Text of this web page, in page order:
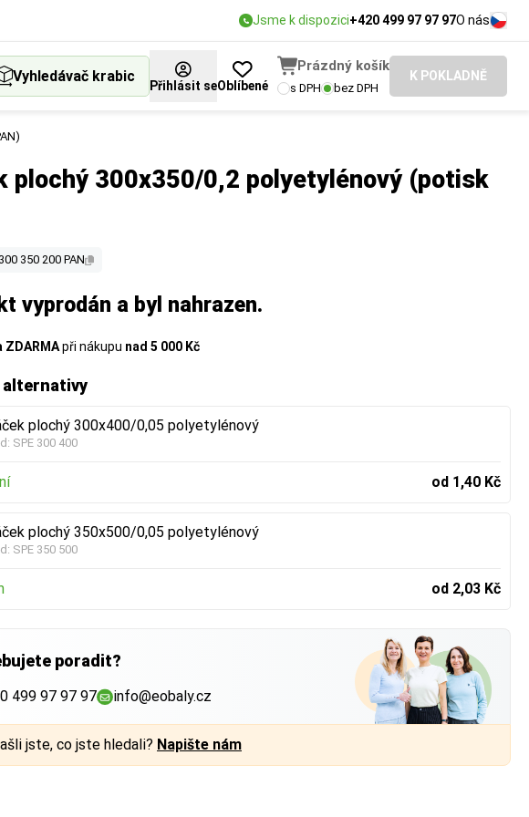
Jsme k dispozici+420 499 97 97 97O nás
Vyhledávač krabic
Přihlásit seOblíbené
Prázdný košík
s DPH bez DPH
K POKLADNĚ
plochý 300x350/0,2 polyetylénový (potisk
350 200 PAN
vyprodán a byl nahrazen.
ZDARMApři nákupu nad 5 000 Kč
alternativy
plochý 300x400/0,05 polyetylénový
SPE 300 400
od 1,40 Kč
plochý 350x500/0,05 polyetylénový
SPE 350 500
od 2,03 Kč
poradit?
499 97 97 97 info@eobaly.cz
jste, co jste hledali? Napište nám